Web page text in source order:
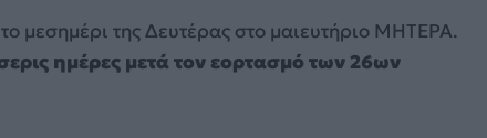
μεσημέρι της Δευτέρας στο μαιευτήριο ΜΗΤΕΡΑ.
ημέρες μετά τον εορτασμό των 26ων